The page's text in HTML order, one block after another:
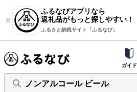
ふるなびアプリなら
返礼品がもっと探しやすい！
ふるさと納税サイト「ふるなび」
ガイド
ノンアルコール ビール